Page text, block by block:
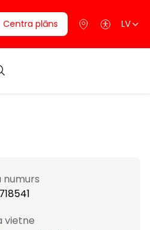
Centra plāns LV
numurs
vietne